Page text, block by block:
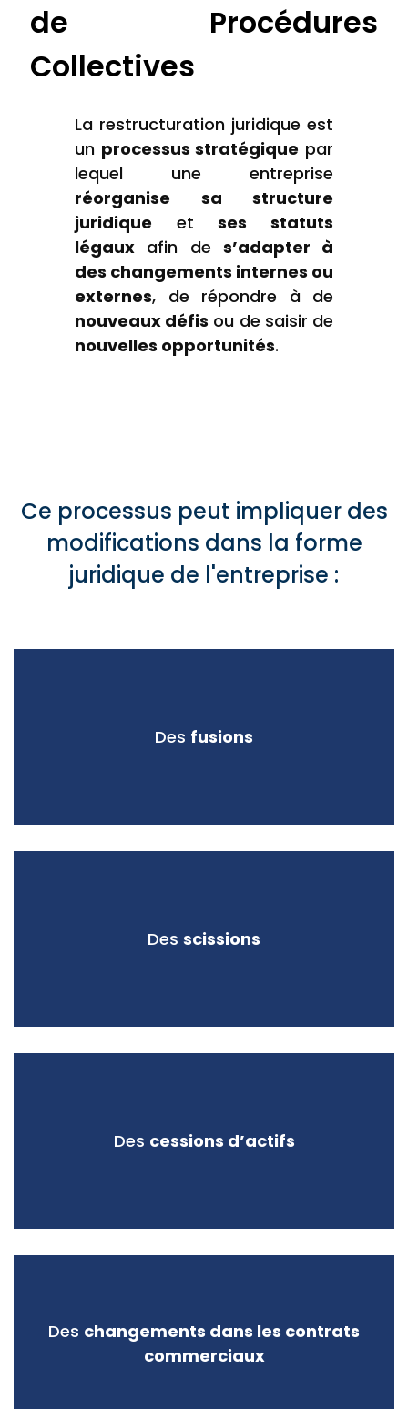
de Procédures
Collectives
La restructuration juridique est
un processus stratégique par
lequel une entreprise
réorganise sa structure
juridique etses statuts
légaux afin de s’adapter à
des changements internes ou
externes, de répondre à de
nouveaux défis ou de saisir de
nouvelles opportunités.
Ce processus peut impliquer des
modifications dans la forme
juridique de l'entreprise :
Des fusions
Des scissions
Des cessions d’actifs
Des changements dans les contrats
commerciaux